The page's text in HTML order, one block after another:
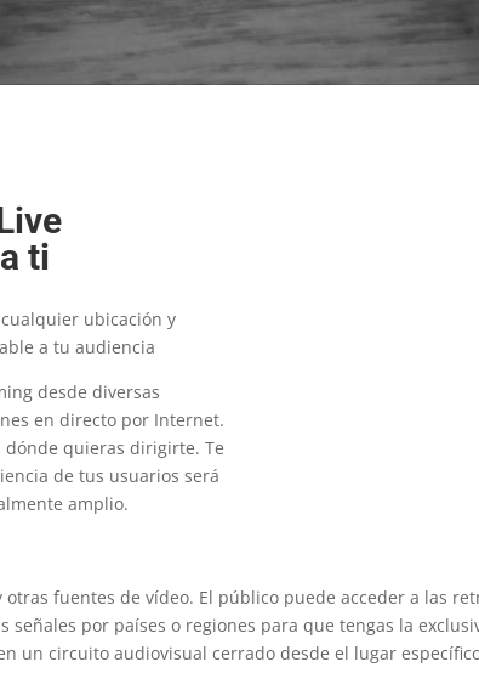
ti
ubicación y
a tu audiencia
desde diversas
en directo por Internet.
dónde quieras dirigirte. Te
de tus usuarios será
amplio.
fuentes de vídeo. El público puede acceder a las
por países o regiones para que tengas la
un circuito audiovisual cerrado desde el lugar